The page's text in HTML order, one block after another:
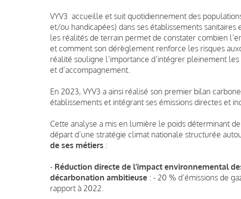
VYV3 accueille et suit quotidiennement des
et/ou handicapées) dans ses établissements
les réalités de terrain permet de constater combien
et comment son dérèglement renforce les risques
réalité souligne l’importance d’intégrer pleinement
et d’accompagnement.
En 2023, VYV3 a ainsi réalisé son premier bilan
établissements et intégrant ses émissions directes et
Cette analyse a mis en lumière le poids déterminant
départ d’une stratégie climat nationale structurée
de ses métiers :
- Réduction directe de l’impact environnemental
décarbonation ambitieuse : - 20 % d’émissions de
rapport à 2022.